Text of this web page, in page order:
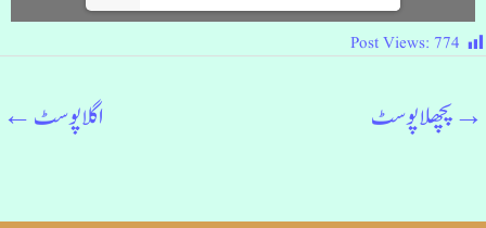
Post Views: 774
→پچھلا پوسٹ اگلا پوسٹ←